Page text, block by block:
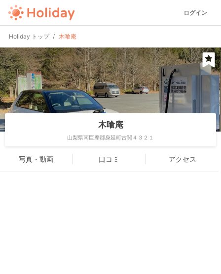
ログイン
Holiday トップ 木喰庵
木喰庵
山梨県南巨摩郡身延町古関４３２１
写真・動画 口コミ アクセス